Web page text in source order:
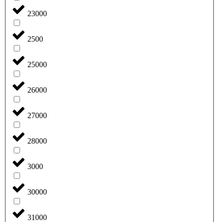
23000
2500
25000
26000
27000
28000
3000
30000
31000